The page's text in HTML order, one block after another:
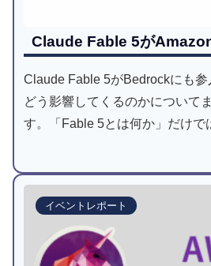
Claude Fable 5が
Claude Fable 5がBedrockにも参
どう影響してくるのかについて
す。「Fable 5とは何か」だけで
AWS開発からどのように変化し
ください。
イベントレポート